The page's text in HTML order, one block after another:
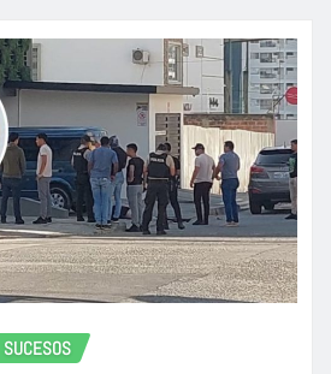
SUCESOS